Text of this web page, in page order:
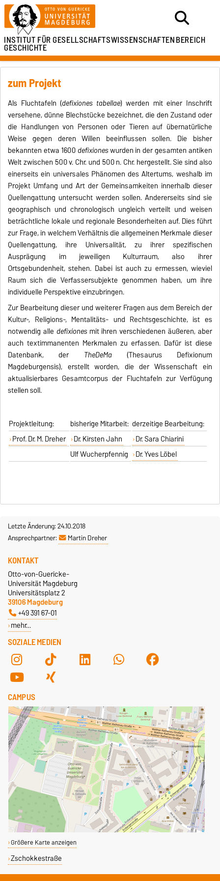
INSTITUT FÜRGESELLSCHAFTSWISSENSCHAFTENBEREICH
GESCHICHTE
zum Projekt
Als Fluchtafeln (defixiones tabellae) werden mit einer Inschrift
versehene, dün­ne Blechstücke bezeichnet, die den Zustand oder
die Handlungen von Personen oder Tieren auf übernatürliche
Weise gegen deren Wil­len be­einflussen sollen. Die bisher
bekannten etwa 1600defixioneswurden in der gesamten antiken
Welt zwischen 500 v. Chr. und 500 n. Chr. hergestellt. Sie sind also
einerseits ein universales Phänomen des Altertums, weshalb im
Projekt Umfang und Art der Gemeinsamkeiten innerhalb dieser
Quellengattung untersucht werden sollen. Andererseits sind sie
geographisch und chronologisch ungleich verteilt und weisen
beträchtliche lokale und regionale Besonderheiten auf. Dies führt
zur Frage, in welchem Verhältnis die allgemeinen Merkmale dieser
Quellengattung, ihre Universalität, zu ihrer spezifischen
Ausprägung im jeweiligen Kulturraum, also ihrer
Ortsgebundenheit, stehen. Dabei ist auch zu ermessen, wieviel
Raum sich die Verfassersub­jekte genommen haben, um ihre
individuelle Perspektive einzubringen.
Zur Bearbeitung dieser und weiterer Fragen aus dem Bereich der
Kultur-, Religions-, Mentalitäts- und Rechtsgeschichte, ist es
notwendig alle defixionesmit ihren verschiedenen äußeren, aber
auch text­immanenten Merkmalen zu erfassen. Dafür ist diese
Datenbank, der TheDeMa(Thesaurus Defixionum
Magdeburgensis), erstellt worden, die der Wissenschaft ein
aktualisier­bares Gesamtcorpus der Fluchtafeln zur Verfügung
stellen soll.
Projektleitung: bisherige Mitarbeit: derzeitige Bearbeitung:
Prof. Dr. M. Dreher
Dr. Kirsten Jahn
Dr. Sara Chiarini
Ulf Wucherpfennig
Dr. Yves Löbel
Letzte Änderung: 24.10.2018
Ansprechpartner:
Martin Dreher
SOZIALE MEDIEN
KONTAKT
Otto-von-Guericke-
Universität Magdeburg
Universitätsplatz 2
39106 Magdeburg
+49 391 67-01
mehr…
CAMPUS
Größere Karte anzeigen
Zschokkestraße